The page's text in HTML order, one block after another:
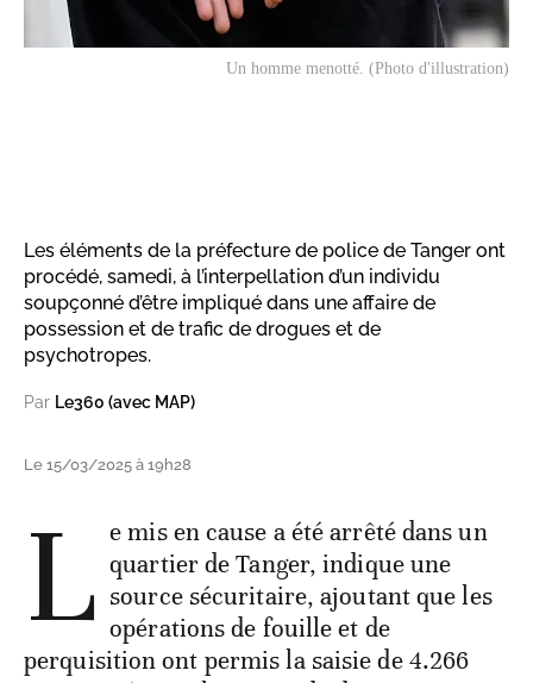
Un homme menotté. (Photo d'illustration)
Les éléments de la préfecture de police de Tanger ont
procédé, samedi, à l’interpellation d’un individu
soupçonné d’être impliqué dans une affaire de
possession et de trafic de drogues et de
psychotropes.
Par Le360 (avec MAP)
Le 15/03/2025 à 19h28
L e mis en cause a été arrêté dans un
quartier de Tanger, indique une
source sécuritaire, ajoutant que les
opérations de fouille et de
perquisition ont permis la saisie de 4.266